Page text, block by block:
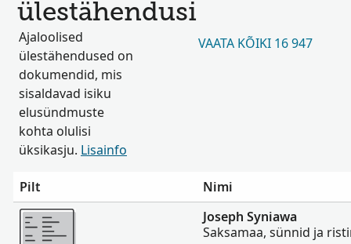
ülestähendusi
Ajaloolised
ülestähendused on
dokumendid, mis
sisaldavad isiku
elusündmuste
kohta olulisi
üksikasju. Lisainfo
VAATA KÕIKI 16 947
Pilt
Nimi
Rohkem
Joseph Syniawa
Saksamaa, sünnid ja